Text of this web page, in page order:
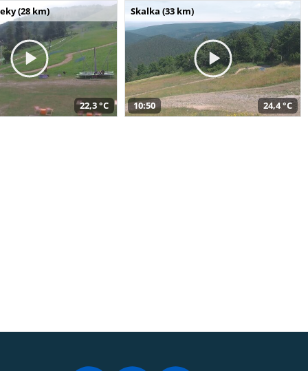
(28 km)
22,3 °C
Skalka (33 km)
10:50 24,4 °C